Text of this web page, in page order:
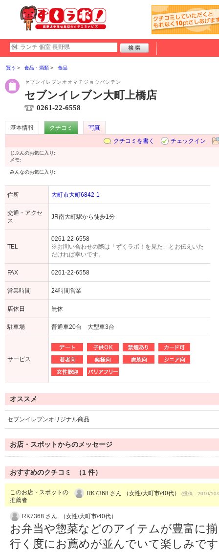
買う 食品・酒類 食品
セブンイレブンオオマチジョウバシテン
セブンイレブン大町上橋店
0261-22-6558
基本情報 クチコミ
写真
クチコミを書く
チェックイン
じぶんのお気に入り:
メモ:
みんなのお気に入り:
住所 大町市大町6842-1
交通・アクセ
ス
JR南大町駅から徒歩1分
TEL
0261-22-6558
※お問い合わせの際は「ずくラボ！を見た」とお伝えいた
だければ幸いです。
FAX 0261-22-6558
営業時間 24時間営業
店休日 無休
駐車場 普通車20台 大型車3台
サービス
オススメ
セブンイレブンオリジナル商品
お店・スポットからのメッセージ
おすすめのクチコミ （1 件）
このお店・スポットの
推薦者
RK7368 さん （女性/大町市/40代） (投稿：2010/
RK7368 さん （女性/大町市/40代）
お弁当や惣菜などのアイテムが豊富に
行く度にお薦めが並んでいて楽しみで